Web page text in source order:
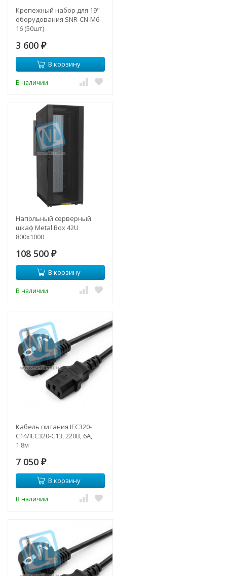
Крепежный набор для 19"
оборудования SNR-CN-M6-
16 (50шт)
3 600 ₽
В корзину
В наличии
Напольный серверный
шкаф Metal Box 42U
800х1000
108 500 ₽
В корзину
В наличии
Кабель питания IEC320-
C14/IEC320-C13, 220B, 6А,
1.8м
7 050 ₽
В корзину
В наличии